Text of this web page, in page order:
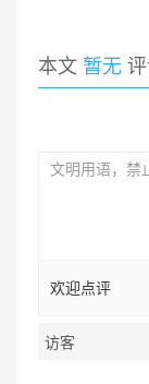
本文 暂无
欢迎点评